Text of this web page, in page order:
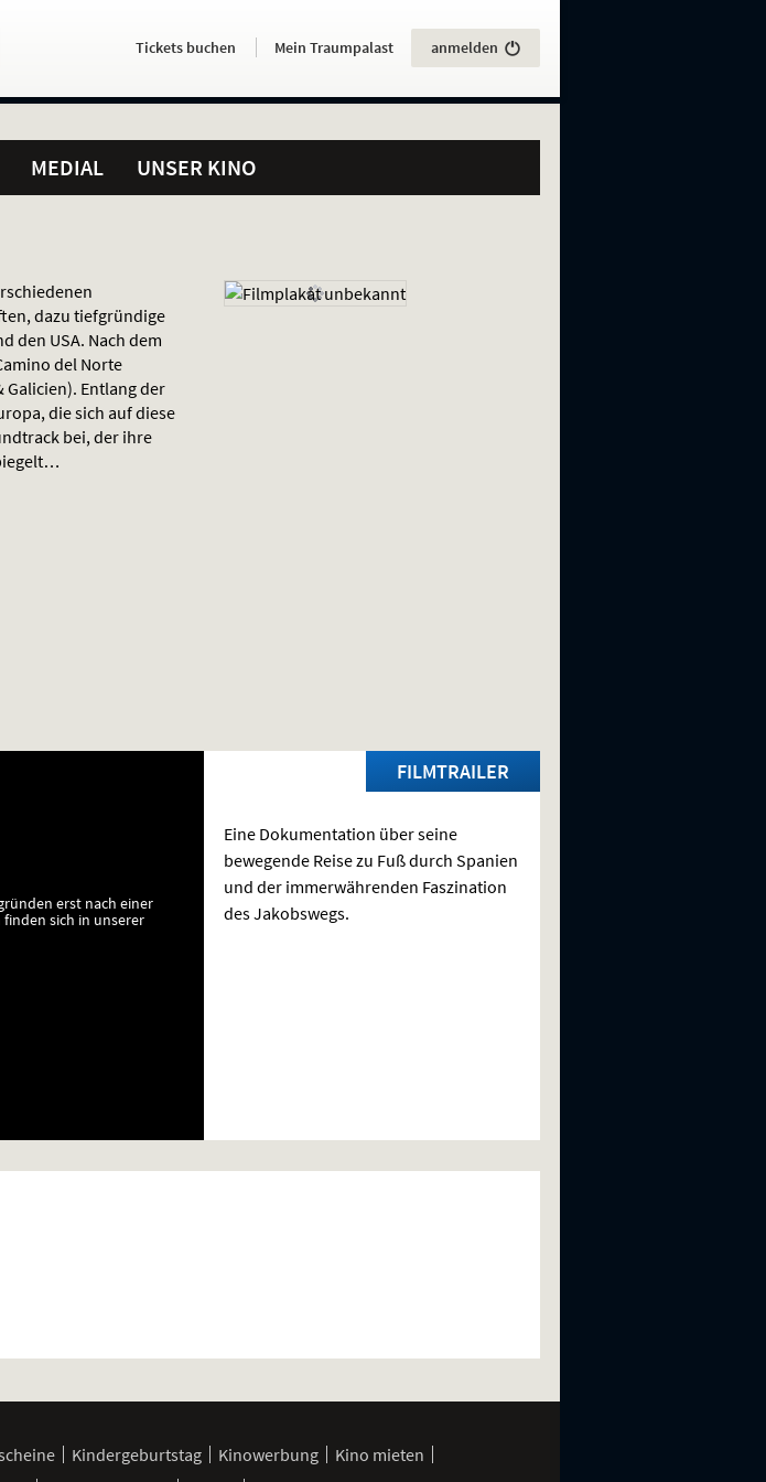
Servicefunktionen
Aktuelles
HierTickets buchen . Mein Traumpalast anmelden
MEDIAL UNSER KINO
dazu tiefgründige
den USA. Nach dem
del Norte
Entlang der
die sich auf diese
bei, der ihre
FILMTRAILER
erst nach einer
sich in unserer
Eine Dokumentation über seine
bewegende Reise zu Fuß durch Spanien
und der immerwährenden Faszination
des Jakobswegs.
Kindergeburtstag Kinowerbung
Kino mieten